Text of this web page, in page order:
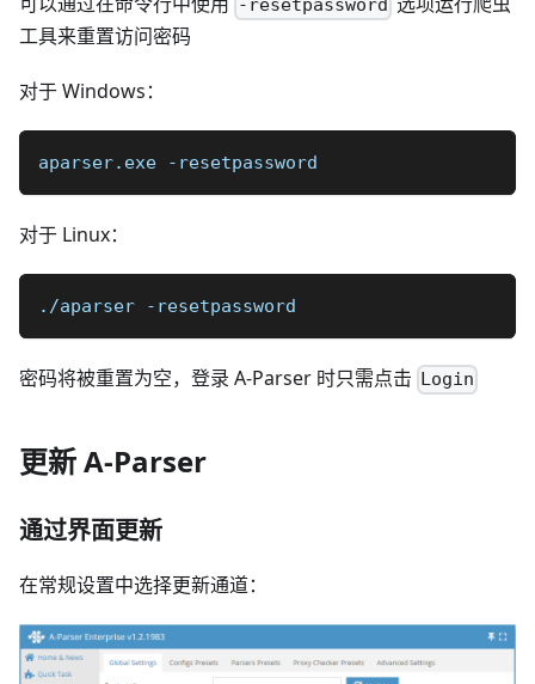
-resetpassword
工具来重置访问密码
对于 Windows：
aparser.exe -resetpassword
对于 Linux：
./aparser -resetpassword
密码将被重置为空，登录 A-Parser 时只需点击 Login
更新 A-Parser
通过界面更新
在常规设置中选择更新通道：